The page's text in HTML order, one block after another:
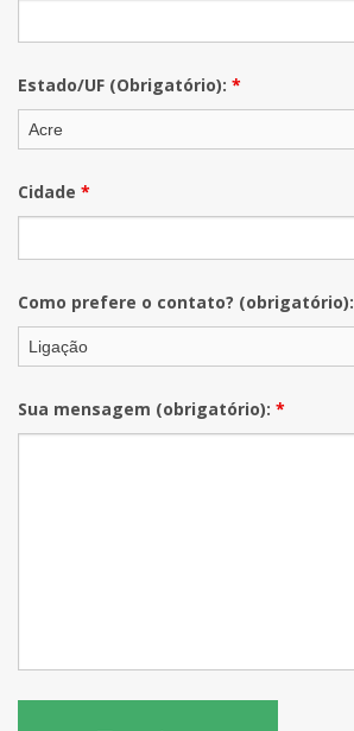
Estado/UF (Obrigatório): *
Cidade *
Como prefere o contato? (obrigatório):
Sua mensagem (obrigatório): *